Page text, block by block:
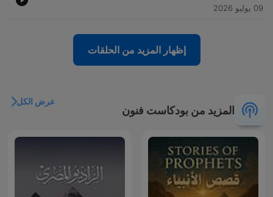
09 يوليو 2026
إظهار المزيد من الحلقات
المزيد من بودكاست فنون
عرض الكل